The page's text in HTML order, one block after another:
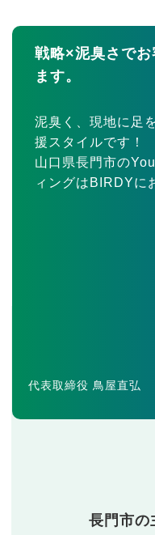
戦略×泥臭さで
ます。
泥臭く、現地に足
援スタイルです！
山口県長門市の
ィングはBIRDYに
代表取締役 鳥屋直弘
長門市の